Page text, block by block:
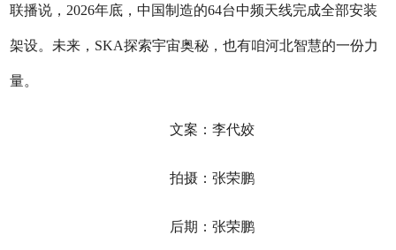
联播说，2026年底，中国制造的64台中频天线完成全部安装
架设。未来，SKA探索宇宙奥秘，也有咱河北智慧的一份力
量。
文案：李代姣
拍摄：张荣鹏
后期：张荣鹏